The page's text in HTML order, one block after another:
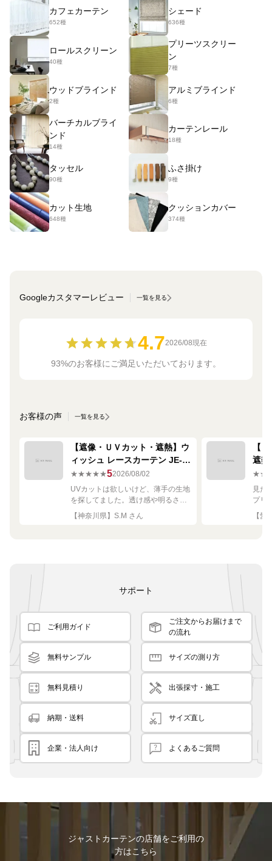
カフェカーテン
652種
シェード
636種
ロールスクリーン
40種
プリーツスクリー
ン
7種
ウッドブラインド
2種
アルミブラインド
6種
バーチカルブライ
ンド
14種
カーテンレール
18種
タッセル
90種
ふさ掛け
9種
カット生地
648種
クッションカバー
374種
Googleカスタマーレビュー 一覧を見る
4.72026/08現在
93%のお客様にご満足いただいております。
お客様の声 一覧を見る
【遮像・ＵＶカット・遮熱】ウ
ィッシュ レースカーテン JE-
67249R シルバー
★★★★★52026/08/02
UVカットは欲しいけど、薄手の生地
を探してました。透け感や明るさも
ちょうど良く思った通りで満足で
す。
【神奈川県】S.M さん
【
遮熱
ー
見た
プリ
れい
【愛
サポート
ご利用ガイド
ご注文からお届けまで
の流れ
無料サンプル サイズの測り方
無料見積り 出張採寸・施工
納期・送料 サイズ直し
企業・法人向け よくあるご質問
ジャストカーテンの店舗をご利用の
方はこちら